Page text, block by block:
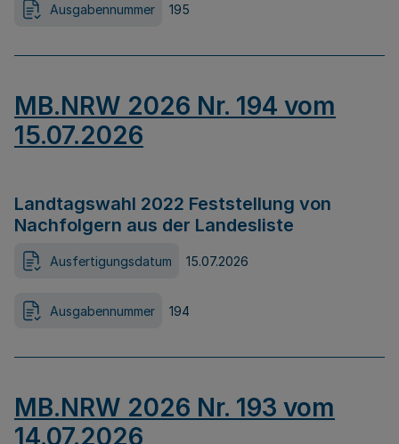
Ausgabennummer 195
MB.NRW 2026 Nr. 194 vom
15.07.2026
Landtagswahl 2022 Feststellung von
Nachfolgern aus der Landesliste
Ausfertigungsdatum 15.07.2026
Ausgabennummer 194
MB.NRW 2026 Nr. 193 vom
14.07.2026